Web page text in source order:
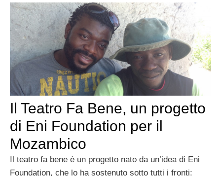
Il Teatro Fa Bene, un progetto
di Eni Foundation per il
Mozambico
Il teatro fa bene è un progetto nato da un’idea di Eni
Foundation, che lo ha sostenuto sotto tutti i fronti: